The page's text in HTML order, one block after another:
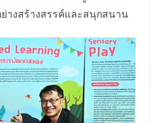
างสร้างสรรค์และสนุกสนาน